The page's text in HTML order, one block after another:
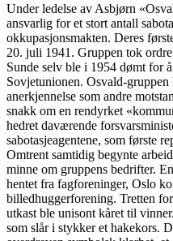
Under ledelse av Asbjørn
ansvarlig for et stort antall
okkupasjonsmakten. Deres
20. juli 1941. Gruppen tok
Sunde selv ble i 1954 dømt for
Sovjetunionen. Osvald-
anerkjennelse som andre
snakk om en rendyrket
hedret daværende
sabotasjeagentene, som første
Omtrent samtidig begynte
minne om gruppens bedrifter.
hentet fra fagforeninger, Oslo
billedhuggerforening. Tretten
utkast ble unisont kåret til
som slår i stykker et hakekors.